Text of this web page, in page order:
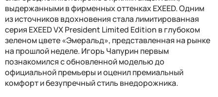
выдержанными в фирменных оттенках EXEED. Одним
из источников вдохновения стала лимитированная
серия EXEED VX President Limited Edition в глубоком
зеленом цвете «Эмеральд», представленная на рынке
на прошлой неделе. Игорь Чапурин первым
познакомился с обновленной моделью до
официальной премьеры и оценил премиальный
комфорт и безупречный стиль внедорожника.